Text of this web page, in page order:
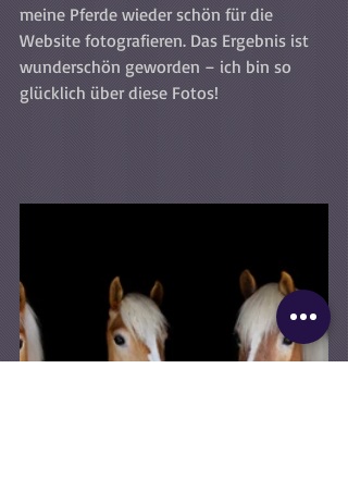
meine Pferde wieder schön für die
Website fotografieren. Das Ergebnis ist
wunderschön geworden – ich bin so
glücklich über diese Fotos!